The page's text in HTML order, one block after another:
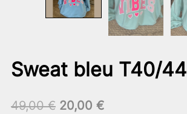
Sweat bleu T40/44
49,00€ Le
20,00 €Le